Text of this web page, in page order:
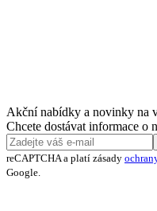
Akční nabídky a novinky na
Chcete dostávat informace o
reCAPTCHA a platí zásady
Google.